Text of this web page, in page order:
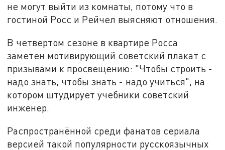
не могут выйти из комнаты, потому что в
гостиной Росс и Рейчел выясняют отношения.
В четвертом сезоне в квартире Росса
заметен мотивирующий советский плакат с
призывами к просвещению: "Чтобы строить -
надо знать, чтобы знать - надо учиться", на
котором штудирует учебники советский
инженер.
Распространённой среди фанатов сериала
версией такой популярности русскоязычных